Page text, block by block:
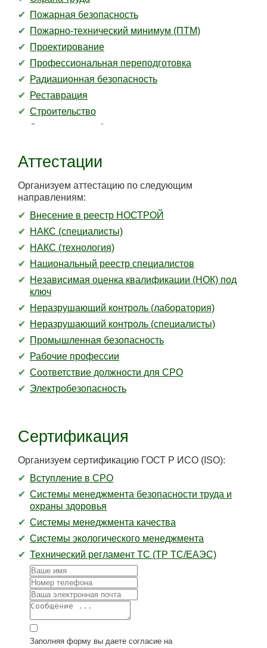
Пожарная безопасность
Пожарно-технический минимум (ПТМ)
Проектирование
Профессиональная переподготовка
Радиационная безопасность
Реставрация
Строительство
Экологическая безопасность
Аттестации
Организуем аттестацию по следующим
направлениям:
Внесение в реестр НОСТРОЙ
НАКС (специалисты)
НАКС (технология)
Национальный реестр специалистов
Независимая оценка квалификации (НОК) под
ключ
Неразрушающий контроль (лаборатория)
Неразрушающий контроль (специалисты)
Промышленная безопасность
Рабочие профессии
Соответствие должности для СРО
Электробезопасность
Сертификация
Организуем сертификацию ГОСТ Р ИСО (ISO):
Вступление в СРО
Системы менеджмента безопасности труда и
охраны здоровья
Системы менеджмента качества
Системы экологического менеджмента
Технический регламент ТС (ТР ТС/ЕАЭС)
Заполняя форму вы даете согласие на